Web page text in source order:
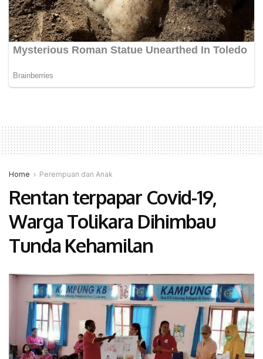
Home Perempuan dan Anak
Rentan terpapar Covid-19,
Warga Tolikara Dihimbau
Tunda Kehamilan